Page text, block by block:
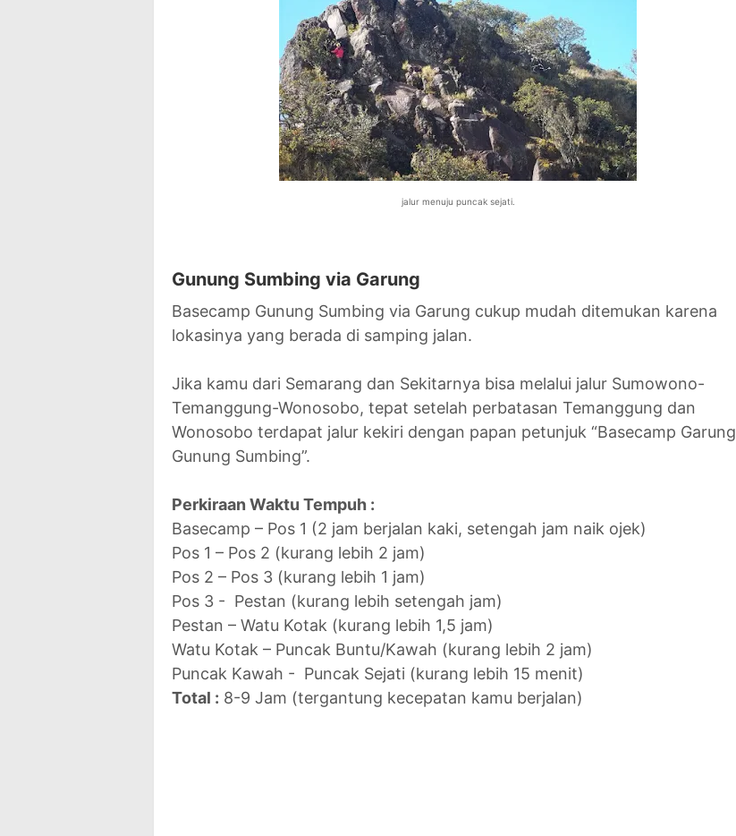
jalur menuju puncak sejati.
Gunung Sumbing via Garung
Basecamp Gunung Sumbing via Garung cukup mudah ditemukan karena
lokasinya yang berada di samping jalan.
Jika kamu dari Semarang dan Sekitarnya bisa melalui jalur Sumowono-
Temanggung-Wonosobo, tepat setelah perbatasan Temanggung dan
Wonosobo terdapat jalur kekiri dengan papan petunjuk “Basecamp Garung
Gunung Sumbing”.
Perkiraan Waktu Tempuh :
Basecamp – Pos 1 (2 jam berjalan kaki, setengah jam naik ojek)
Pos 1 – Pos 2 (kurang lebih 2 jam)
Pos 2 – Pos 3 (kurang lebih 1 jam)
Pos 3 - Pestan (kurang lebih setengah jam)
Pestan – Watu Kotak (kurang lebih 1,5 jam)
Watu Kotak – Puncak Buntu/Kawah (kurang lebih 2 jam)
Puncak Kawah - Puncak Sejati (kurang lebih 15 menit)
Total : 8-9 Jam (tergantung kecepatan kamu berjalan)